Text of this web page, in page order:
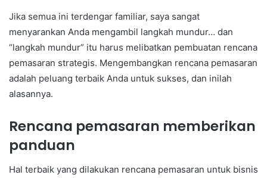
Jika semua ini terdengar familiar, saya sangat
menyarankan Anda mengambil langkah mundur… dan
“langkah mundur” itu harus melibatkan pembuatan rencana
pemasaran strategis. Mengembangkan rencana pemasaran
adalah peluang terbaik Anda untuk sukses, dan inilah
alasannya.
Rencana pemasaran memberikan
panduan
Hal terbaik yang dilakukan rencana pemasaran untuk bisnis